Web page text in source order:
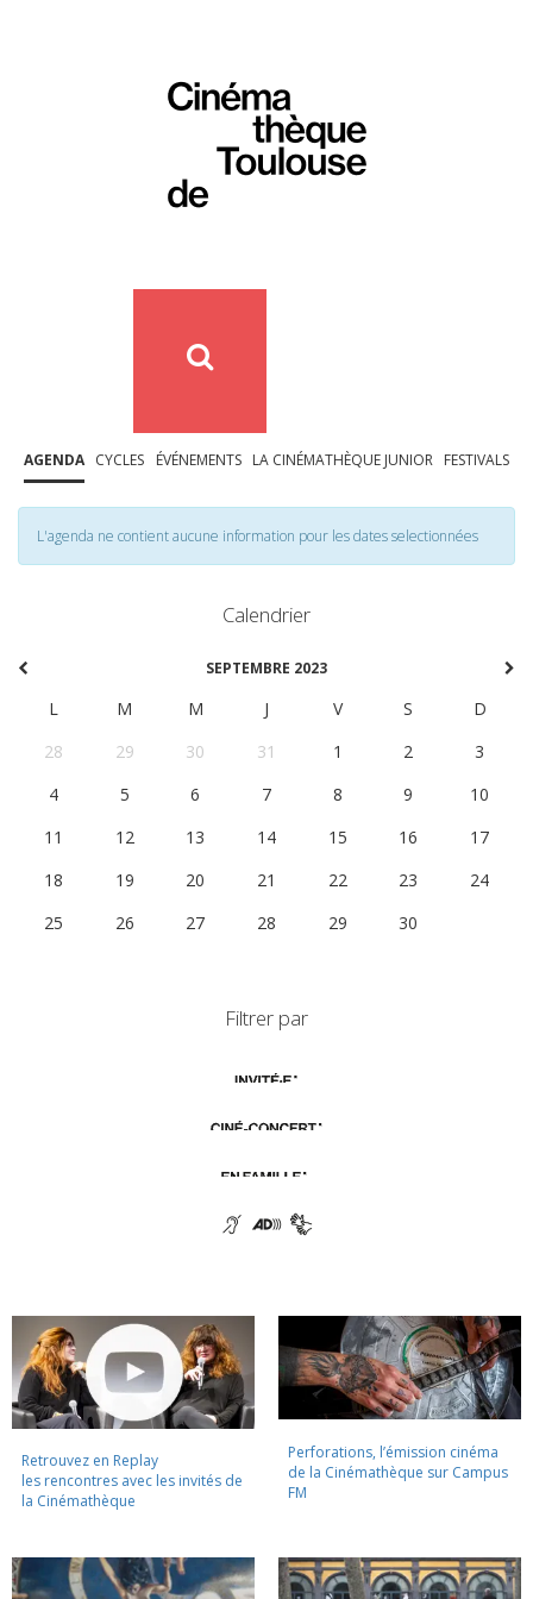
AGENDA CYCLES ÉVÉNEMENTS LA CINÉMATHÈQUE JUNIOR FESTIVALS
L'agenda ne contient aucune information pour les dates selectionnées
Calendrier
SEPTEMBRE 2023
L M M J V S
D
28
29 30 31 1 2
3
4
5 6 7 8 9
10
11
12 13 14 15 16
17
18
19 20 21 22 23
24
25
26 27 28 29 30
Filtrer par
Retrouvez en Replay
les rencontres avec les invités de
la Cinémathèque
Perforations, l’émission cinéma
de la Cinémathèque sur Campus
FM